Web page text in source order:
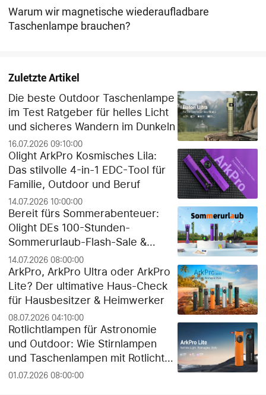
Warum wir magnetische wiederaufladbare
Taschenlampe brauchen?
Zuletzte Artikel
Die beste Outdoor Taschenlampe
im Test Ratgeber für helles Licht
und sicheres Wandern im Dunkeln
16.07.2026 09:10:00
Olight ArkPro Kosmisches Lila:
Das stilvolle 4-in-1 EDC-Tool für
Familie, Outdoor und Beruf
14.07.2026 10:00:00
Bereit fürs Sommerabenteuer:
Olight DEs 100-Stunden-
Sommerurlaub-Flash-Sale &
exklusiver Gratis-Geschenk-
Guide!
14.07.2026 08:00:00
ArkPro, ArkPro Ultra oder ArkPro
Lite? Der ultimative Haus-Check
für Hausbesitzer & Heimwerker
08.07.2026 04:10:00
Rotlichtlampen für Astronomie
und Outdoor: Wie Stirnlampen
und Taschenlampen mit Rotlicht
die Dunkeladaptation der Augen
01.07.2026 08:00:00